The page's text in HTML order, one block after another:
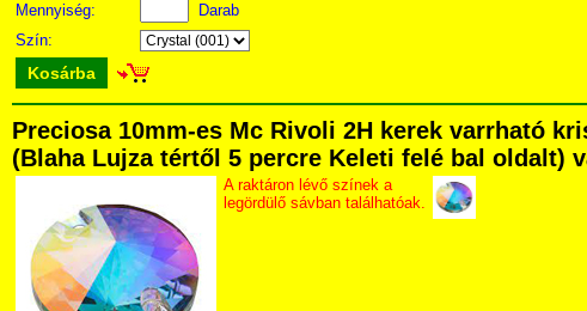
Mennyiség:
Darab
Szín:
Kosárba
Preciosa 10mm-es Mc Rivoli 2H kerek varrható
(Blaha Lujza tértől 5 percre Keleti felé bal oldalt)
A raktáron lévő színek a
legördülő sávban találhatóak.